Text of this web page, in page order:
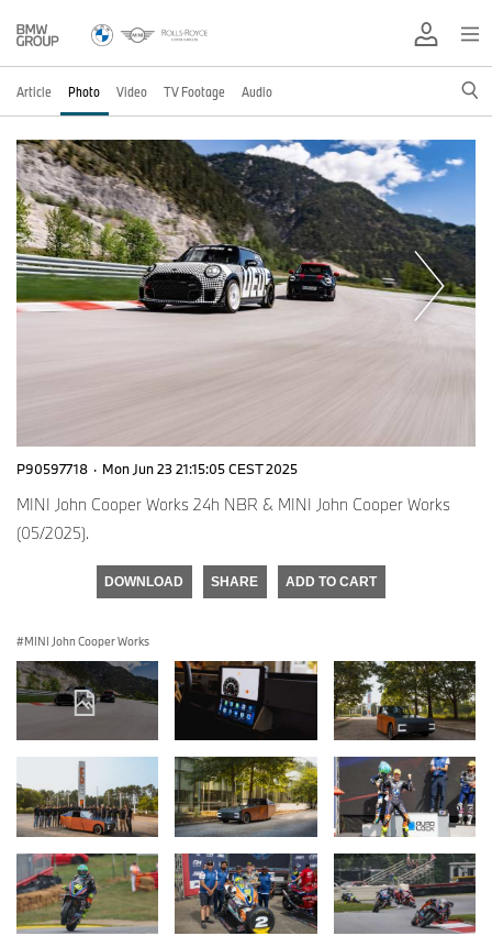
Article Photo Video TV Footage Audio
P90597718 · Mon Jun 23 21:15:05 CEST 2025
MINI John Cooper Works 24h NBR & MINI John Cooper Works
(05/2025).
DOWNLOAD SHARE ADD TO CART
MINI John Cooper Works